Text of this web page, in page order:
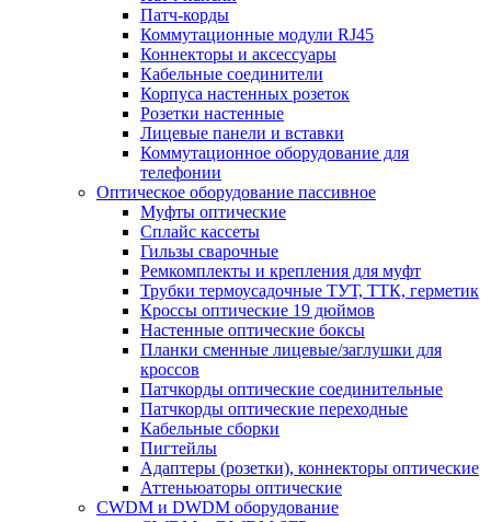
Патч-корды
Коммутационные модули RJ45
Коннекторы и аксессуары
Кабельные соединители
Корпуса настенных розеток
Розетки настенные
Лицевые панели и вставки
Коммутационное оборудование для
телефонии
Оптическое оборудование пассивное
Муфты оптические
Сплайс кассеты
Гильзы сварочные
Ремкомплекты и крепления для муфт
Трубки термоусадочные ТУТ, ТТК, герметик
Кроссы оптические 19 дюймов
Настенные оптические боксы
Планки сменные лицевые/заглушки для
кроссов
Патчкорды оптические соединительные
Патчкорды оптические переходные
Кабельные сборки
Пигтейлы
Адаптеры (розетки), коннекторы оптические
Аттеньюаторы оптические
CWDM и DWDM оборудование